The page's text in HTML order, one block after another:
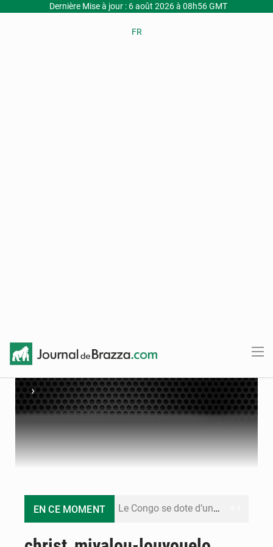
Dernière Mise à jour : 6 août 2026 à 08h56 GMT
FR
›
EN CE MOMENT Le Congo se dote d’un programme national pour valoriser les produits forestiers non ligneux